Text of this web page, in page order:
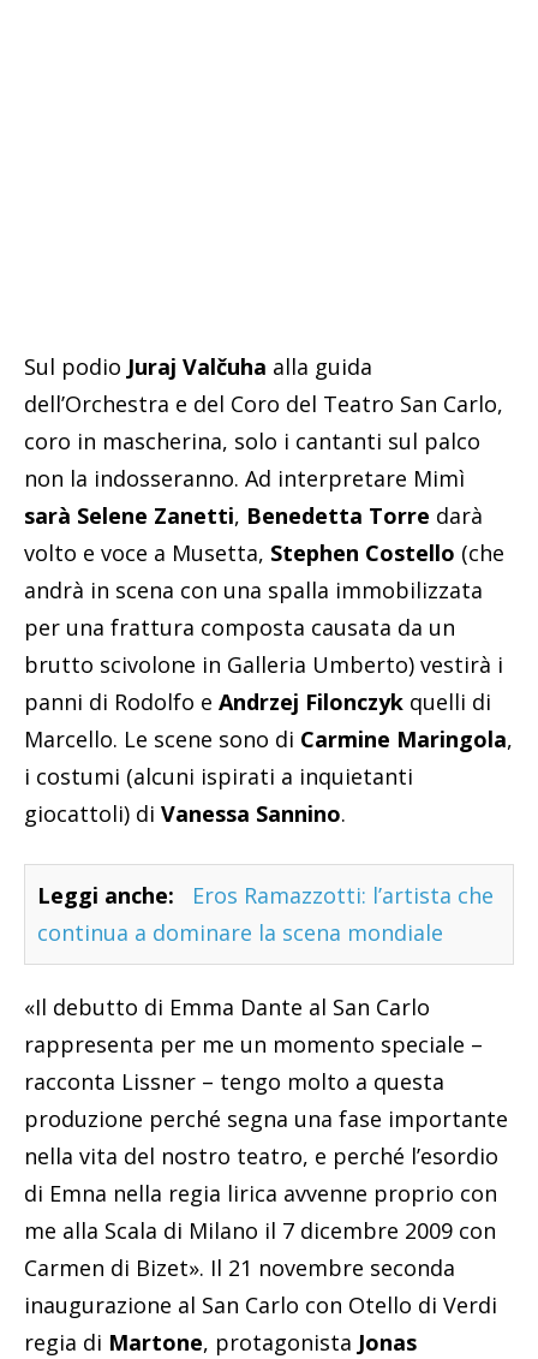
Sul podio Juraj Valčuha alla guida
dell’Orchestra e del Coro del Teatro San Carlo,
coro in mascherina, solo i cantanti sul palco
non la indosseranno. Ad interpretare Mimì
sarà Selene Zanetti, Benedetta Torre darà
volto e voce a Musetta, Stephen Costello (che
andrà in scena con una spalla immobilizzata
per una frattura composta causata da un
brutto scivolone in Galleria Umberto) vestirà i
panni di Rodolfo e Andrzej Filonczyk quelli di
Marcello. Le scene sono di Carmine Maringola,
i costumi (alcuni ispirati a inquietanti
giocattoli) di Vanessa Sannino.
Leggi anche:
Eros Ramazzotti: l’artista che
continua a dominare la scena mondiale
«Il debutto di Emma Dante al San Carlo
rappresenta per me un momento speciale –
racconta Lissner – tengo molto a questa
produzione perché segna una fase importante
nella vita del nostro teatro, e perché l’esordio
di Emna nella regia lirica avvenne proprio con
me alla Scala di Milano il 7 dicembre 2009 con
Carmen di Bizet». Il 21 novembre seconda
inaugurazione al San Carlo con Otello di Verdi
regia di Martone, protagonista Jonas